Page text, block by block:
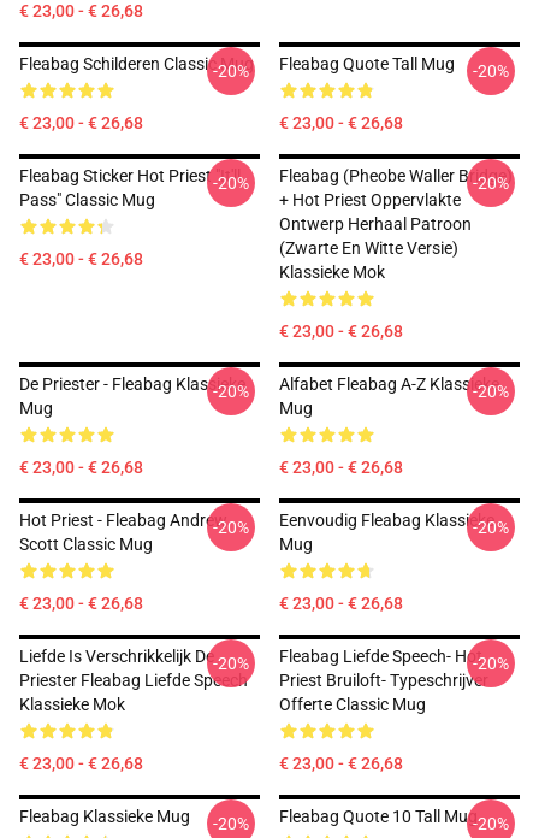
€ 23,00 - € 26,68
Fleabag Schilderen Classic Mug
€ 23,00 - € 26,68
-20% Fleabag Quote Tall Mug
€ 23,00 - € 26,68
-20%
Fleabag Sticker Hot Priest "It'll
Pass" Classic Mug
€ 23,00 - € 26,68
-20%
Fleabag (Pheobe Waller Bridge)
+ Hot Priest Oppervlakte
Ontwerp Herhaal Patroon
(zwarte En Witte Versie)
Klassieke Mok
€ 23,00 - € 26,68
-20%
De Priester - Fleabag Klassieke
Mug
€ 23,00 - € 26,68
-20%
Alfabet Fleabag A-Z Klassieke
Mug
€ 23,00 - € 26,68
-20%
Hot Priest - Fleabag Andrew
Scott Classic Mug
€ 23,00 - € 26,68
-20%
Eenvoudig Fleabag Klassieke
Mug
€ 23,00 - € 26,68
-20%
Liefde Is Verschrikkelijk De
Priester Fleabag Liefde Speech
Klassieke Mok
€ 23,00 - € 26,68
-20%
Fleabag Liefde Speech- Hot
Priest Bruiloft- Typeschrijver
Offerte Classic Mug
€ 23,00 - € 26,68
-20%
Fleabag Klassieke Mug -20% Fleabag Quote 10 Tall Mug-20%